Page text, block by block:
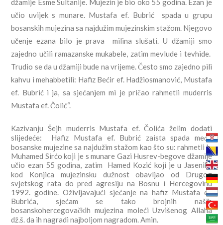
džamije Esme Sultanije. Mujezin je bio oko 55 godina. Ezan je
učio uvijek s munare. Mustafa ef. Bubrić spada u grupu
bosanskih mujezina sa najdužim mujezinskim stažom. Njegovo
učenje ezana bilo je prava milina slušati. U džamiji smo
zajedno učili ramazanske mukabele, zatim mevlude i tevhide.
Trudio se da u džamiji bude na vrijeme. Često smo zajedno pili
kahvu i mehabbetili: Hafiz Bećir ef. Hadžiosmanović, Mustafa
ef. Bubrić i ja, sa sjećanjem mi je pričao rahmetli muderris
Mustafa ef. Čolić“.
Kazivanju Šejh muderris Mustafa ef. Čolića želim dodati
slijedeće: Hafiz Mustafa ef. Bubrić zaista spada među
bosanske mujezine sa najdužim stažom kao što su: rahmetli h.
Muhamed Sirćo koji je s munare Gazi Husrev-begove džamije
učio ezan 55 godina, zatim Hamed Kozić koji je u Jaseniku
kod Konjica mujezinsku dužnost obavljao od Drugog
svjetskog rata do pred agresiju na Bosnu i Hercegovinu
1992. godine. Oživljavajući sjećanje na hafiz Mustafa ef.
Bubrića, sjećam se tako brojnih naših
bosanskohercegovačkih mujezina moleći Uzvišenog Allaha
dž.š. da ih nagradi najboljom nagradom. Amin.